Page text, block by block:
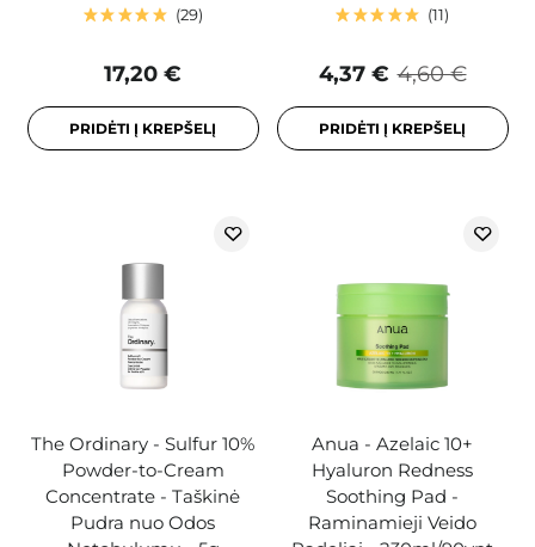
29
17,20 €
PRIDĖTI Į KREPŠELĮ
11
4,60 €
4,37 €
PRIDĖTI Į KREPŠELĮ
The Ordinary - Sulfur 10%
Powder-to-Cream
Concentrate - Taškinė
Pudra nuo Odos
Anua - Azelaic 10+
Hyaluron Redness
Soothing Pad -
Raminamieji Veido